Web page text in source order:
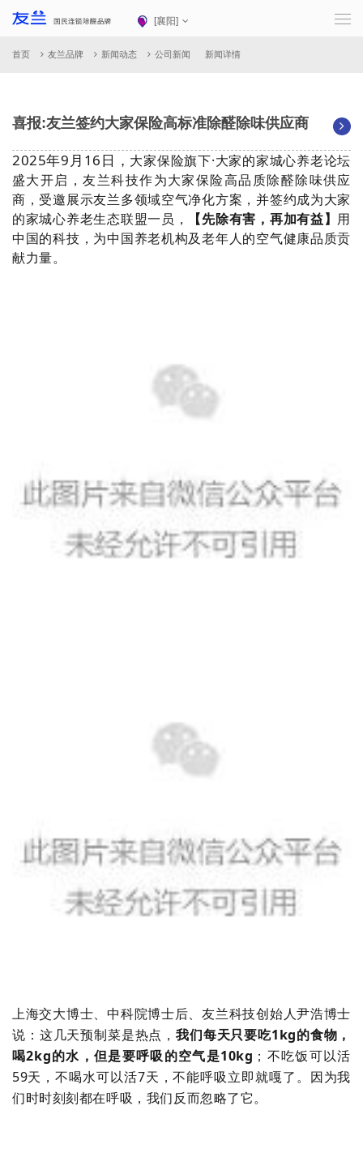
[襄阳]
首页 友兰品牌 新闻动态 公司新闻 新闻详情
喜报:友兰签约大家保险高标准除醛除味供应商
2025年9月16日， 大家保险旗下·大家的家城心养老论坛
盛大开启，友兰科技作为大家保险高品质除醛除味供应
商，受邀展示友兰多领域空气净化方案，并签约成为大家
的家城心养老生态联盟一员，
【先除有害，再加有益】 用
中国的科技，为中国养老机构及老年人的空气健康品质贡
献力量。
上海交大博士、中科院博士后、友兰科技创始人尹浩博士
说：这几天预制菜是热点，我们每天只要吃1kg的食物，
喝2kg的水，但是要呼吸的空气是10kg ；不吃饭可以活
59天，不喝水可以活7天，不能呼吸立即就嘎了。因为我
们时时刻刻都在呼吸，我们反而忽略了它。